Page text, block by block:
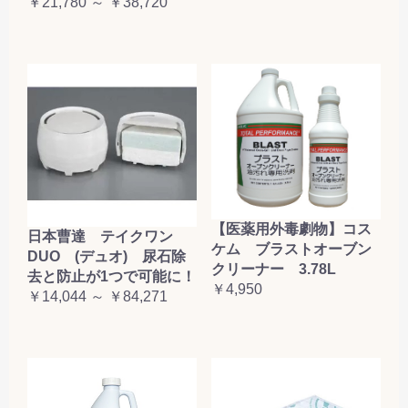
日本曹達 テイクワン
DUO (デュオ) 尿石除
去と防止が1つで可能に！
￥14,044 ～ ￥84,271
【医薬用外毒劇物】コス
ケム ブラストオーブン
クリーナー 3.78L
￥4,950